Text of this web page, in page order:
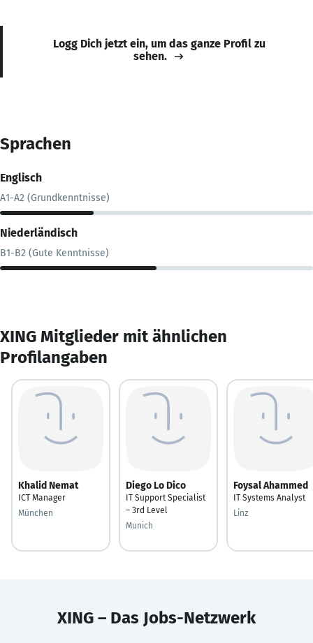
Logg Dich jetzt ein, um das ganze Profil zu
sehen.
Sprachen
Englisch
A1-A2 (Grundkenntnisse)
Niederländisch
B1-B2 (Gute Kenntnisse)
XING Mitglieder mit ähnlichen
Profilangaben
Khalid Nemat
ICT Manager
München
Diego Lo Dico
IT Support Specialist
– 3rd Level
Munich
Foysal Ahammed
IT Systems Analyst
Linz
XING – Das Jobs-Netzwerk